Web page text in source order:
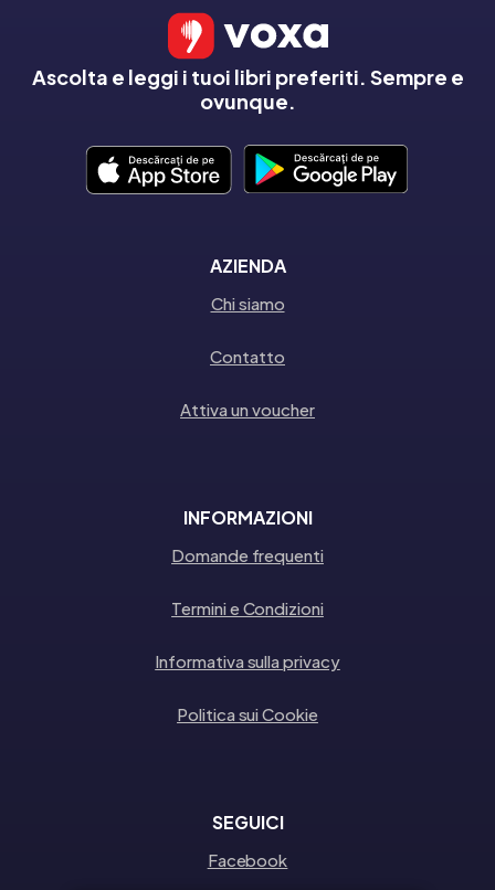
Ascolta e leggi i tuoi libri preferiti. Sempre e
ovunque.
AZIENDA
Chi siamo
Contatto
Attiva un voucher
INFORMAZIONI
Domande frequenti
Termini e Condizioni
Informativa sulla privacy
Politica sui Cookie
SEGUICI
Facebook